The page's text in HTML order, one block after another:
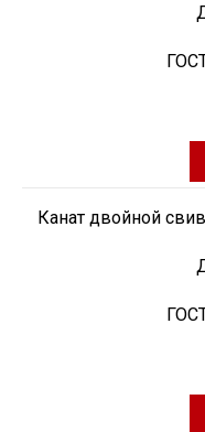
Канат двойной